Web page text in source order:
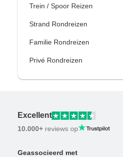
Trein / Spoor Reizen
Strand Rondreizen
Familie Rondreizen
Privé Rondreizen
Excellent
10.000+ reviews op
Geassocieerd met